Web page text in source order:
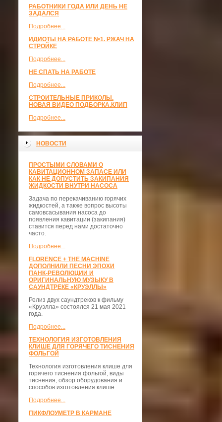
РАБОТНИКИ ГОДА ИЛИ ДЕНЬ НЕ
ЗАДАЛСЯ
Подробнее...
ИДИОТЫ НА РАБОТЕ №1. РЖАЧ НА
СТРОЙКЕ
Подробнее...
НЕ СПАТЬ НА РАБОТЕ
Подробнее...
СТРОИТЕЛЬНЫЕ ПРИКОЛЫ.
НОВАЯ ВИДЕО ПОДБОРКА.КЛИП
Подробнее...
НОВОСТИ
ПРОСТЫМИ СЛОВАМИ О
КАВИТАЦИОННОМ ЗАПАСЕ ИЛИ
КАК НЕ ДОПУСТИТЬ ЗАКИПАНИЯ
ЖИДКОСТИ ВНУТРИ НАСОСА
Задача по перекачиванию горячих
жидкостей, а также вопрос высоты
самовсасывания насоса до
появления кавитации (закипания)
ставится перед нами достаточно
часто.
Подробнее...
FLORENCE + THE MACHINE
ДОПОЛНИЛИ ПЕСНИ ЭПОХИ
ПАНК-РЕВОЛЮЦИИ И
ОРИГИНАЛЬНУЮ МУЗЫКУ В
САУНДТРЕКЕ «КРУЭЛЛЫ»
Релиз двух саундтреков к фильму
«Круэлла» состоялся 21 мая 2021
года.
Подробнее...
ТЕХНОЛОГИЯ ИЗГОТОВЛЕНИЯ
КЛИШЕ ДЛЯ ГОРЯЧЕГО ТИСНЕНИЯ
ФОЛЬГОЙ
Технология изготовления клише для
горячего тиснения фольгой, виды
тиснения, обзор оборудования и
способов изготовления клише
Подробнее...
ПИКФЛОУМЕТР В КАРМАНЕ